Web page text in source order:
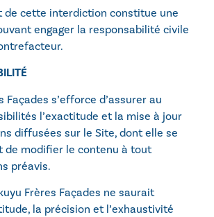
de cette interdiction constitue une
engager la responsabilité civile
Façades s’efforce d’assurer au
l’exactitude et la mise à jour
diffusées sur le Site, dont elle se
de modifier le contenu à tout
préavis.
Frères Façades ne saurait
la précision et l’exhaustivité